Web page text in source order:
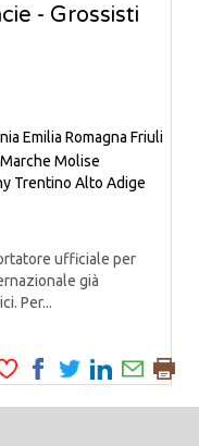
- Grossisti
Emilia Romagna Friuli
Marche Molise
Trentino Alto Adige
ufficiale per
già
Per...